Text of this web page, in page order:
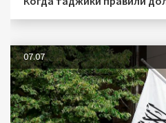
07.07